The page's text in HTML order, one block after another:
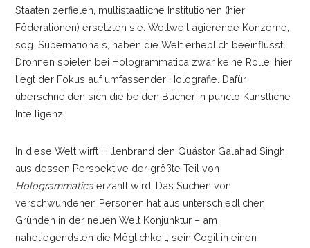
Staaten zerfielen, multistaatliche Institutionen (hier
Föderationen) ersetzten sie. Weltweit agierende Konzerne,
sog. Supernationals, haben die Welt erheblich beeinflusst.
Drohnen spielen bei Hologrammatica zwar keine Rolle, hier
liegt der Fokus auf umfassender Holografie. Dafür
überschneiden sich die beiden Bücher in puncto Künstliche
Intelligenz.
In diese Welt wirft Hillenbrand den Quästor Galahad Singh,
aus dessen Perspektive der größte Teil von
Hologrammaticaerzählt wird. Das Suchen von
verschwundenen Personen hat aus unterschiedlichen
Gründen in der neuen Welt Konjunktur –am
naheliegendsten die Möglichkeit, sein Cogit in einen